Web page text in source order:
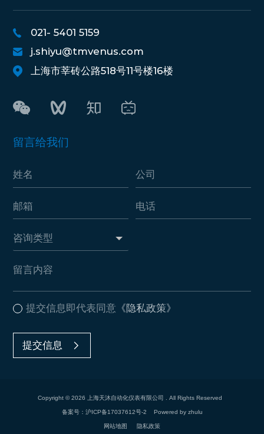
021- 5401 5159
j.shiyu@tmvenus.com
上海市莘砖公路518号11号楼16楼
留言给我们
提交信息即代表同意 《隐私政策》
提交信息
Copyright © 2026 上海天沐自动化仪表有限公司 . All Rights Reserved
备案号：沪ICP备17037612号-2 Powered by zhulu
网站地图 隐私政策